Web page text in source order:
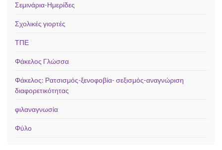
Σεμινάρια-Ημερίδες
Σχολικές γιορτές
ΤΠΕ
Φάκελος Γλώσσα
Φάκελος: Ρατσισμός-ξενοφοβία- σεξισμός-αναγνώριση
διαφορετικότητας
φιλαναγνωσία
Φύλο